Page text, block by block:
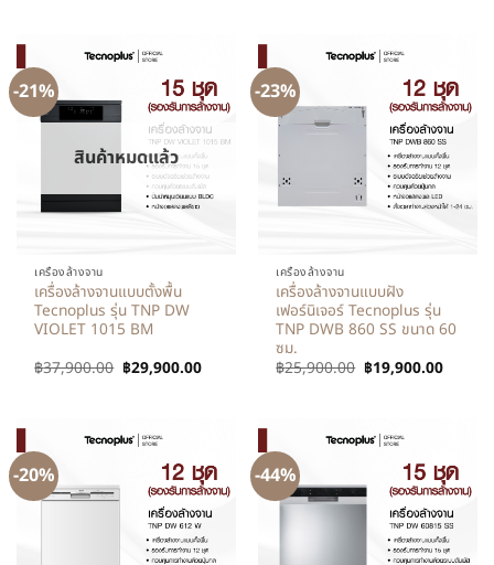
-21%
สินค้าหมดแล้ว
เครื่องล้างจาน
เครื่องล้างจานแบบตั้งพื้น
Tecnoplus รุ่น TNP DW
VIOLET 1015 BM
฿37,900.00 ฿29,900.00
-23%
เครื่องล้างจาน
เครื่องล้างจานแบบฝัง
เฟอร์นิเจอร์ Tecnoplus รุ่น
TNP DWB 860 SS ขนาด 60
ซม.
฿25,900.00 ฿19,900.00
-20% -44%